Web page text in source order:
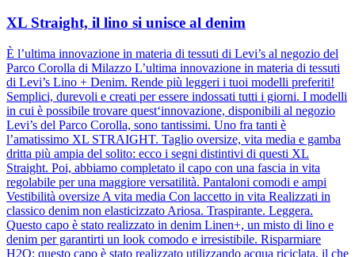
XL Straight, il lino si unisce al denim
È l’ultima innovazione in materia di tessuti di Levi’s al negozio del
Parco Corolla di Milazzo L’ultima innovazione in materia di tessuti
di Levi’s Lino + Denim. Rende più leggeri i tuoi modelli preferiti!
Semplici, durevoli e creati per essere indossati tutti i giorni. I modelli
in cui è possibile trovare quest‘innovazione, disponibili al negozio
Levi’s del Parco Corolla, sono tantissimi. Uno fra tanti è
l’amatissimo XL STRAIGHT. Taglio oversize, vita media e gamba
dritta più ampia del solito: ecco i segni distintivi di questi XL
Straight. Poi, abbiamo completato il capo con una fascia in vita
regolabile per una maggiore versatilità. Pantaloni comodi e ampi
Vestibilità oversize A vita media Con laccetto in vita Realizzati in
classico denim non elasticizzato Ariosa. Traspirante. Leggera.
Questo capo è stato realizzato in denim Linen+, un misto di lino e
denim per garantirti un look comodo e irresistibile. Risparmiare
H2O: questo capo è stato realizzato utilizzando acqua riciclata, il che